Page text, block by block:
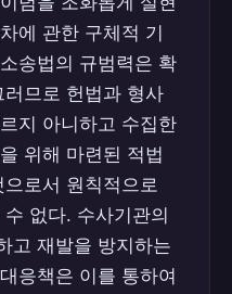
에 관한 구체적 기
송법의 규범력은 확
므로 헌법과 형사
지 아니하고 수집한
위해 마련된 적법
로서 원칙적으로
없다. 수사기관의
고 재발을 방지하는
응책은 이를 통하여